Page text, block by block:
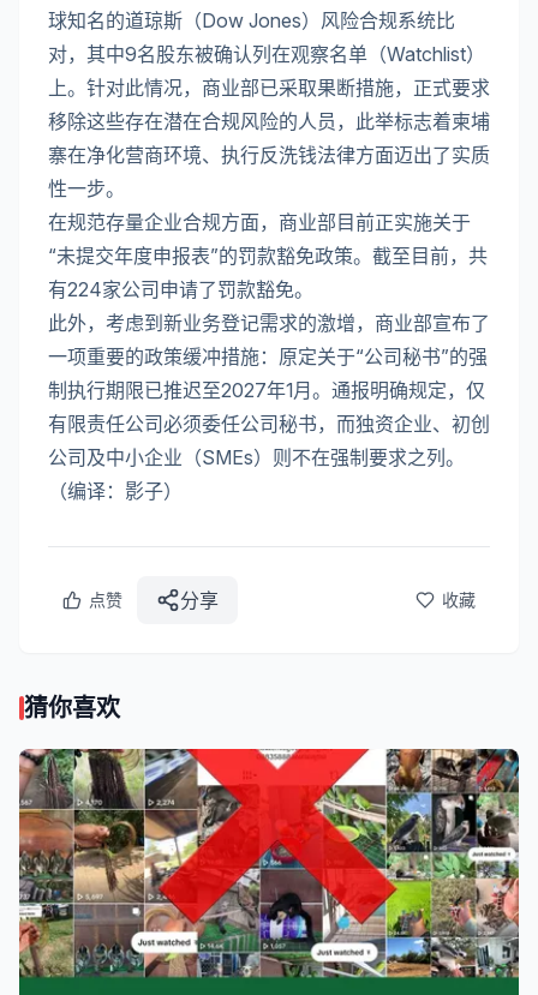
球知名的道琼斯（Dow Jones）风险合规系统比
对，其中9名股东被确认列在观察名单（Watchlist）
上。针对此情况，商业部已采取果断措施，正式要求
移除这些存在潜在合规风险的人员，此举标志着柬埔
寨在净化营商环境、执行反洗钱法律方面迈出了实质
性一步。
在规范存量企业合规方面，商业部目前正实施关于
“未提交年度申报表”的罚款豁免政策。截至目前，共
有224家公司申请了罚款豁免。
此外，考虑到新业务登记需求的激增，商业部宣布了
一项重要的政策缓冲措施：原定关于“公司秘书”的强
制执行期限已推迟至2027年1月。通报明确规定，仅
有限责任公司必须委任公司秘书，而独资企业、初创
公司及中小企业（SMEs）则不在强制要求之列。
（编译：影子）
点赞 分享 收藏
猜你喜欢